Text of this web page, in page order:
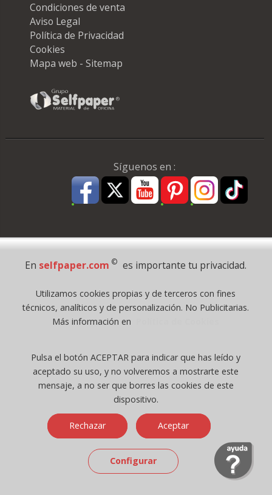
Condiciones de venta
Aviso Legal
Política de Privacidad
Cookies
Mapa web - Sitemap
Síguenos en :
Pago Seguro
Todos los derechos reservados
©selfpaper.com, y las webs de ©gruposelfpaper.org están gestionadas, y
Registro Mercantil de Valencia ( España ) CEE:
Tomo 7263, Libro 4565, Folio 1, Sección 8, Hoja V-85203.
Móvil / Tablet - Bot mozilla/5.0 (linux; android 14; pixel 8)
applewebkit/537.36 (khtml, like gecko) chrome/131.0.0.0 mobile
Chrome
Ip: 216.73.217.110 -
↑ 896 → 448 ppp
En selfpaper.com © es importante tu privacidad.
Utilizamos cookies propias y de terceros con fines
técnicos, analíticos y de personalización. No Publicitarias.
Más información en
Pulsa el botón ACEPTAR para indicar que has leído y
aceptado su uso, y no volveremos a mostrarte este
mensaje, a no ser que borres las cookies de este
dispositivo.
Rechazar Aceptar
Configurar